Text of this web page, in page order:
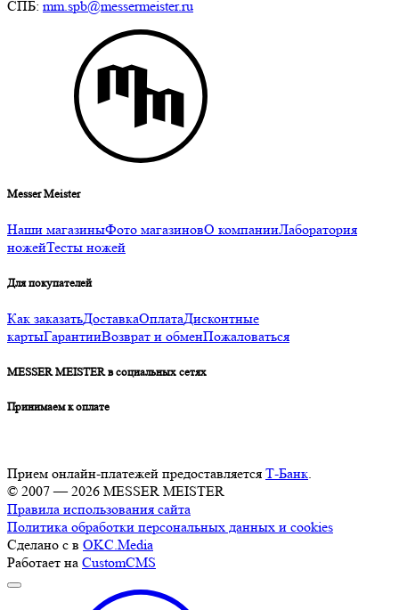
СПБ: mm.spb@messermeister.ru
Messer Meister
Наши магазиныФото магазиновО компанииЛаборатория
ножейТесты ножей
Для покупателей
Как заказатьДоставкаОплатаДисконтные
картыГарантииВозврат и обменПожаловаться
MESSER MEISTER в социальных сетях
Принимаем к оплате
Прием онлайн-платежей предоставляется Т-Банк
© 2007 — 2026 MESSER MEISTER
Правила использования сайта
Политика обработки персональных данных и cookies
Сделано с в OKC.Media
Работает на CustomCMS